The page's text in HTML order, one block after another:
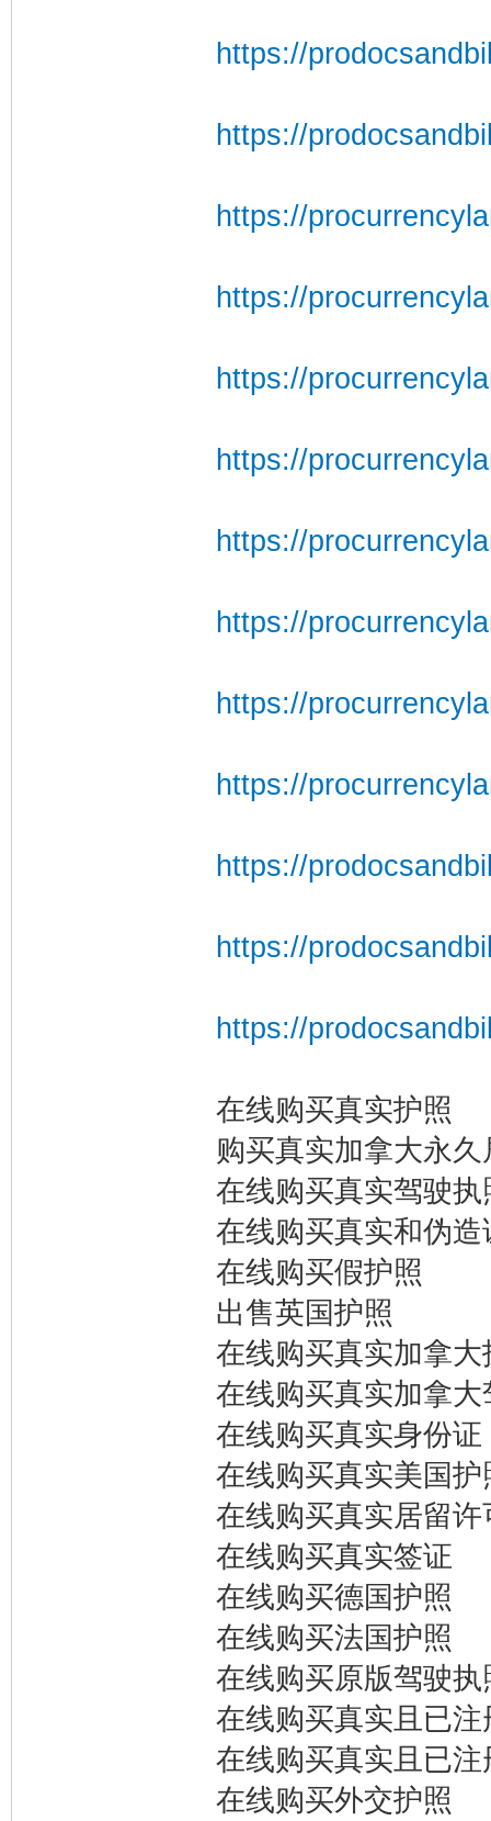
https://
https://
https://
https://
https://
https://
https://
https://
https://
https://
https://
https://
https://
在线购买真实护照
购买真实加拿大永
在线购买真实驾驶
在线购买真实和伪
在线购买假护照
出售英国护照
在线购买真实加拿
在线购买真实加拿
在线购买真实身份证
在线购买真实美国
在线购买真实居留
在线购买真实签证
在线购买德国护照
在线购买法国护照
在线购买原版驾驶
在线购买真实且已
在线购买真实且已
在线购买外交护照